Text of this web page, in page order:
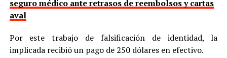
seguro médico ante retrasos de reembolsos y cartas
aval
Por este trabajo de falsificación de identidad, la
implicada recibió un pago de 250 dólares en efectivo.